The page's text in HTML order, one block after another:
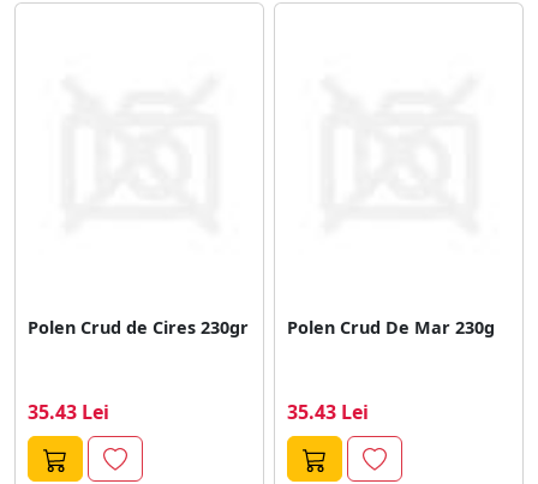
Polen Crud de Cires 230gr
35.43 Lei
Polen Crud De Mar 230g
35.43 Lei